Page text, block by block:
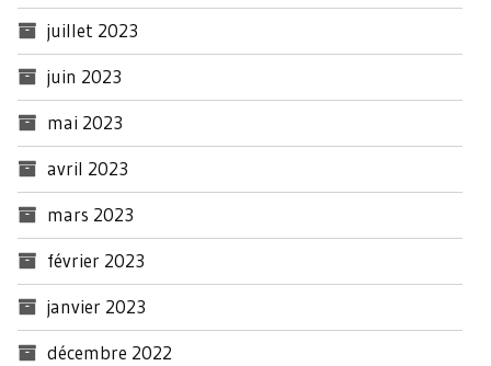
juillet 2023
juin 2023
mai 2023
avril 2023
mars 2023
février 2023
janvier 2023
décembre 2022